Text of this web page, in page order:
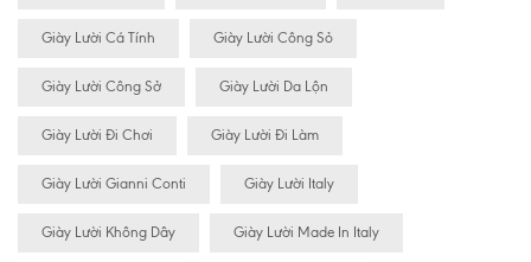
Giày Lười Cá Tính Giày Lười Công Sỏ
Giày Lười Công Sở Giày Lười Da Lộn
Giày Lười Đi Chơi Giày Lười Đi Làm
Giày Lười Gianni Conti Giày Lười Italy
Giày Lười Không Dây Giày Lười Made In Italy